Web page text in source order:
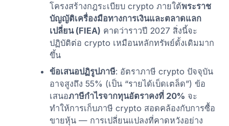
โครงสร้างกฎระเบียบ crypto ภายใต้พระราช
บัญญัติเครื่องมือทางการเงินและตลาดแลก
เปลี่ยน (FIEA) คาดว่าราวปี 2027 สิ่งนี้จะ
ปฏิบัติต่อ crypto เหมือนหลักทรัพย์ดั้งเดิมมาก
ขึ้น
ข้อเสนอปฏิรูปภาษี: อัตราภาษี crypto ปัจจุบัน
อาจสูงถึง 55% (เป็น “รายได้เบ็ดเตล็ด”) ข้อ
เสนอภาษีกำไรจากทุนอัตราคงที่ 20% จะ
ทำให้การเก็บภาษี crypto สอดคล้องกับการซื้อ
ขายหุ้น — การเปลี่ยนแปลงที่คาดหวังอย่าง